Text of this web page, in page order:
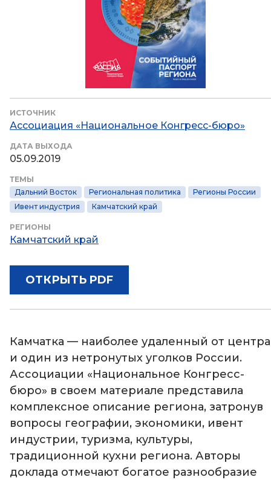
ИСТОЧНИК
Ассоциация «Национальное Конгресс-бюро»
ДАТА ВЫХОДА
05.09.2019
ТЕМЫ
Дальний Восток
Региональная политика
Регионы России
Ивент индустрия
Камчатский край
РЕГИОНЫ
Камчатский край
ОТКРЫТЬ PDF
Камчатка — наиболее удаленный от центра
и один из нетронутых уголков России.
Ассоциации «Национальное Конгресс-
бюро» в своем материале представила
комплексное описание региона, затронув
вопросы географии, экономики, ивент
индустрии, туризма, культуры,
традиционной кухни региона. Авторы
доклада отмечают богатое разнообразие